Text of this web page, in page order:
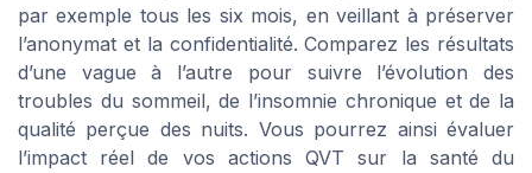
par exemple tous les six mois, en veillant à préserver
l’anonymat et la confidentialité. Comparez les résultats
d’une vague à l’autre pour suivre l’évolution des
troubles du sommeil, de l’insomnie chronique et de la
qualité perçue des nuits. Vous pourrez ainsi évaluer
l’impact réel de vos actions QVT sur la santé du